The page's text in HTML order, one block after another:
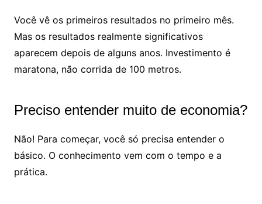
Você vê os primeiros resultados no primeiro mês.
Mas os resultados realmente significativos
aparecem depois de alguns anos. Investimento é
maratona, não corrida de 100 metros.
Preciso entender muito de economia?
Não! Para começar, você só precisa entender o
básico. O conhecimento vem com o tempo e a
prática.